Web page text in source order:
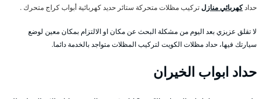
حدادكهربائي منازلتركيب مظلات متحركة ستائر حديد كهربائية أبواب كراج متحرك .
لا تقلق عزيزي بعد اليوم من مشكلة البحث عن مكان او الالتزام بمكان معين لوضع
سيارتك فيها، حداد مظلات الكويت لتركيب المظلات متواجد بالخدمة دائما.
حداد ابواب الخيران